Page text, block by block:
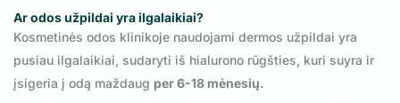
Ar odos užpildai yra ilgalaikiai?
Kosmetinės odos klinikoje naudojami dermos užpildai yra
pusiau ilgalaikiai, sudaryti iš hialurono rūgšties, kuri suyra ir
įsigeria į odą maždaug per 6-18 mėnesių.